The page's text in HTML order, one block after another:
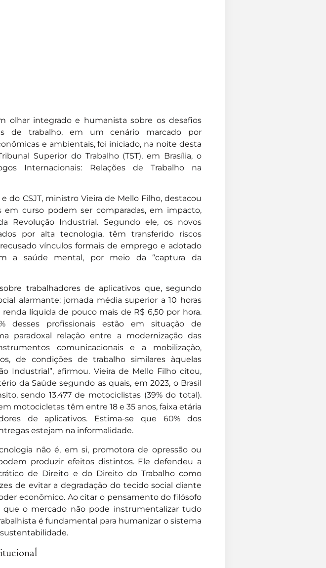
olhar integrado e humanista sobre os desafios
de trabalho, em um cenário marcado por
e ambientais, foi iniciado, na noite desta
Superior do Trabalho (TST), em Brasília, o
Internacionais: Relações de Trabalho na
do CSJT, ministro Vieira de Mello Filho, destacou
em curso podem ser comparadas, em impacto,
Revolução Industrial. Segundo ele, os novos
por alta tecnologia, têm transferido riscos
vínculos formais de emprego e adotado
a saúde mental, por meio da “captura da
trabalhadores de aplicativos que, segundo
alarmante: jornada média superior a 10 horas
líquida de pouco mais de R$ 6,50 por hora.
desses profissionais estão em situação de
paradoxal relação entre a modernização das
comunicacionais e a mobilização,
de condições de trabalho similares àquelas
Industrial”, afirmou. Vieira de Mello Filho citou,
da Saúde segundo as quais, em 2023, o Brasil
sendo 13.477 de motociclistas (39% do total).
motocicletas têm entre 18 e 35 anos, faixa etária
de aplicativos. Estima-se que 60% dos
estejam na informalidade.
não é, em si, promotora de opressão ou
produzir efeitos distintos. Ele defendeu a
de Direito e do Direito do Trabalho como
de evitar a degradação do tecido social diante
econômico. Ao citar o pensamento do filósofo
que o mercado não pode instrumentalizar tudo
é fundamental para humanizar o sistema